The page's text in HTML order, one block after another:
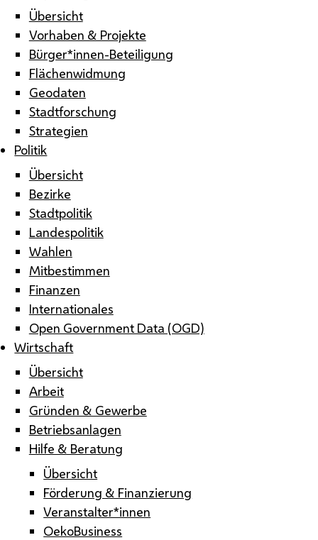
Übersicht
Vorhaben & Projekte
Bürger*innen-Beteiligung
Flächenwidmung
Geodaten
Stadtforschung
Strategien
Politik
Übersicht
Bezirke
Stadtpolitik
Landespolitik
Wahlen
Mitbestimmen
Finanzen
Internationales
Open Government Data (OGD)
Wirtschaft
Übersicht
Arbeit
Gründen & Gewerbe
Betriebsanlagen
Hilfe & Beratung
Übersicht
Förderung & Finanzierung
Veranstalter*innen
OekoBusiness